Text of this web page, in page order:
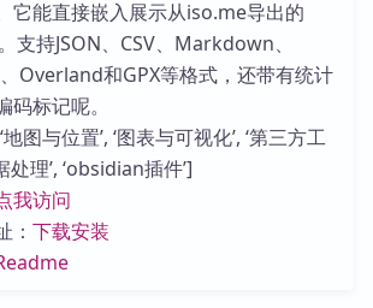
它能直接嵌入展示从iso.me导出的
支持JSON、CSV、Markdown、
Overland和GPX等格式，还带有统计
标记呢。
图与位置’, ‘图表与可视化’, ‘第三方工
处理’, ‘obsidian插件’]
我访问
： 下载安装